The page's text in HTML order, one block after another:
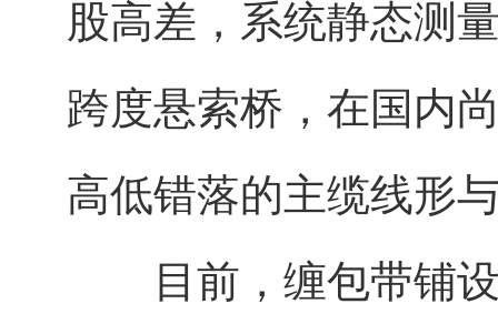
股高差，系统静态测
跨度悬索桥，在国内
高低错落的主缆线形
目前，缠包带铺设